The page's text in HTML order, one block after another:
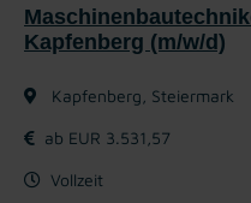
Kapfenberg (m/w/d)
Kapfenberg, Steiermark
ab EUR 3.531,57
Vollzeit